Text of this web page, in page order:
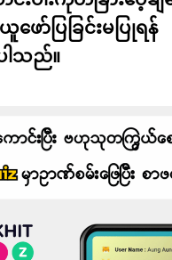
ဖော်ပြခြင်းမပြုရန်
ါသည်။